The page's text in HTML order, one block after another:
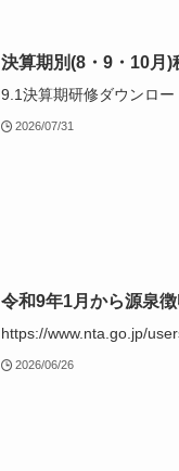
決算期別(8・9・10月)
9.1決算期研修ダウンロー
2026/07/31
令和9年1月から源泉
https://www.nta.go.jp/
2026/06/26